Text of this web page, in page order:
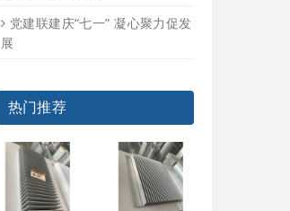
党建联建庆“七一” 凝心聚力促发
展
热门推荐